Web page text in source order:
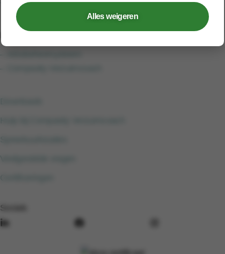
– Medewerkersverhalen
– Arbobeheersysteem
– Compasity Verzuimcoach
Socials
Alles weigeren